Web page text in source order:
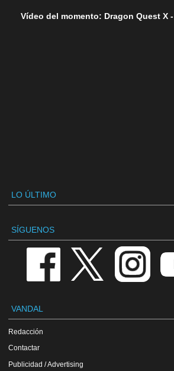
Vídeo del momento: Dragon Quest X
LO ÚLTIMO
SÍGUENOS
VANDAL
Redacción
Contactar
Publicidad / Advertising